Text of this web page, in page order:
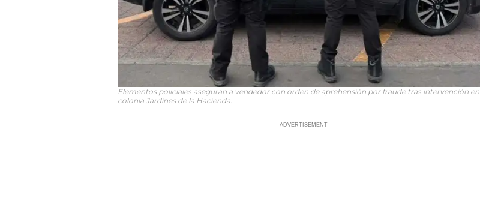
Elementos policiales aseguran a vendedor con orden de aprehensión por fraude tras intervención en
colonia Jardines de la Hacienda.